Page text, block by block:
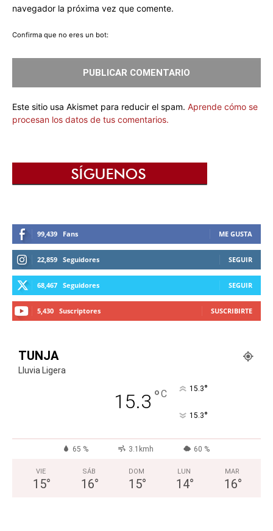
navegador la próxima vez que comente.
Confirma que no eres un bot:
Este sitio usa Akismet para reducir el spam. Aprende cómo se
procesan los datos de tus comentarios.
99,439 Fans ME GUSTA
22,859 Seguidores SEGUIR
68,467 Seguidores SEGUIR
5,430 Suscriptores SUSCRIBIRTE
TUNJA
Lluvia Ligera
15.3 °C 15.3°
15.3°
65 % 3.1kmh 60 %
VIE
15°
SÁB
16°
DOM
15°
LUN
14°
MAR
16°